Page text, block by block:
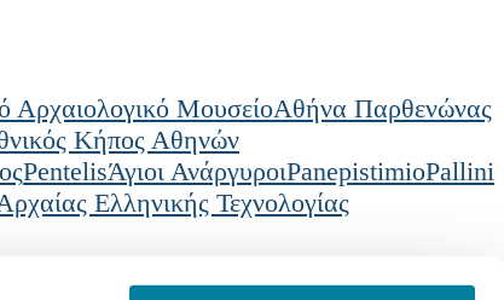
Αρχαιολογικό ΜουσείοΑθήνα Παρθενώνας
Κήπος Αθηνών
PentelisΆγιοι ΑνάργυροιPanepistimioPallini
Ελληνικής Τεχνολογίας